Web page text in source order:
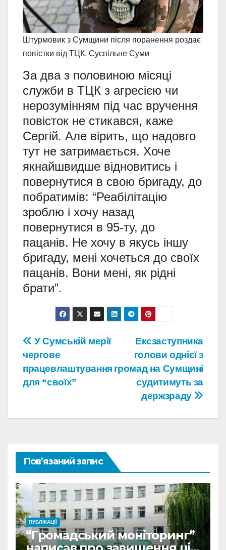
Штурмовик з Сумщини після поранення роздає
повістки від ТЦК. Суспільне Суми
За два з половиною місяці
служби в ТЦК з агресією чи
нерозумінням під час вручення
повісток не стикався, каже
Сергій. Але вірить, що надовго
тут не затримається. Хоче
якнайшвидше відновитись і
повернутися в свою бригаду, до
побратимів: “Реабілітацію
зроблю і хочу назад
повернутися в 95-ту, до
пацанів. Не хочу в якусь іншу
бригаду, мені хочеться до своїх
пацанів. Вони мені, як рідні
брати”.
Навігація
записів
Ексзаступника
голови однієї з
громад на Сумщині
судитимуть за
держзраду
У Сумській мерії
чергове
працевлаштування
для “своїх”
Пов’язаний запис
ПУБЛІКАЦІЇ
“Громадський моніторинг”